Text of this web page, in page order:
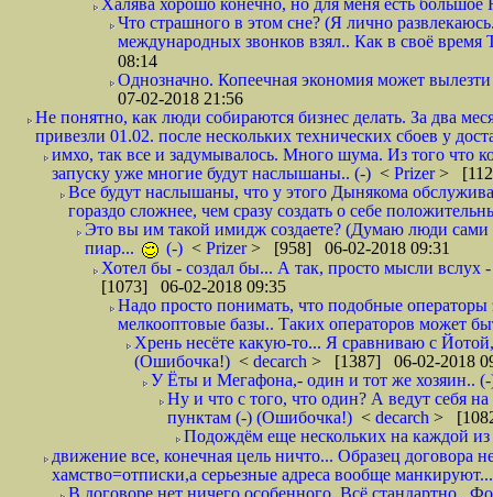
Халява хорошо конечно, но для меня есть
Что страшного в этом сне? (Я лично
международных звонков взял.. Как в своё
08:14
Однозначно. Копеечная экономия может
07-02-2018 21:56
Не понятно, как люди собираются бизнес делать. За два
привезли 01.02. после нескольких технических сбоев у
имхо, так все и задумывалось. Много шума. Из того что
запуску уже многие будут наслышаны.. (-) < Prizer>
Все будут наслышаны, что у этого Дынякома
гораздо сложнее, чем сразу создать о себе
Это вы им такой имидж создаете? (Думаю люди сами
пиар...
(-) < Prizer> [958] 06-02-2018 09:31
Хотел бы - создал бы... А так, просто мысли вслух
[1073] 06-02-2018 09:35
Надо просто понимать, что подобные
мелкооптовые базы.. Таких операторов может
Хрень несёте какую-то... Я сравниваю с
(Ошибочка!) < decarch > [1387] 06-02-2018
У Ёты и Мегафона,- один и тот же хозяин..
Ну и что с того, что один? А ведут себя
пунктам (-) (Ошибочка!) < decarch >
Подождём еще нескольких на каждой из
движение все, конечная цель ничто... Образец договора
хамство=отписки,а серьезные адреса вообще
В договоре нет ничего особенного. Всё стандартно..